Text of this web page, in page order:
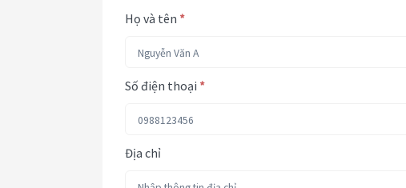
Họ và tên *
Số điện thoại *
Địa chỉ